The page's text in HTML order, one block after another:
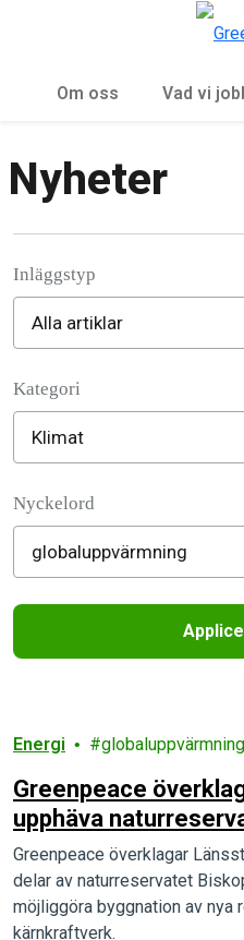
Om oss Vad vi
Nyheter
Inläggstyp
Kategori
Nyckelord
Energi globaluppvärmning
Greenpeace
upphäva
Ringhals
Greenpeace överklagar
delar av naturreservatet
möjliggöra byggnation av nya
kärnkraftverk.